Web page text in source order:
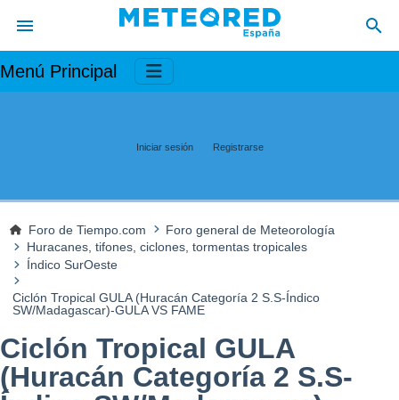
Menú Principal
Iniciar sesión Registrarse
Foro de Tiempo.com
Foro general de Meteorología
Huracanes, tifones, ciclones, tormentas tropicales
Índico SurOeste
Ciclón Tropical GULA (Huracán Categoría 2 S.S-Índico
SW/Madagascar)-GULA VS FAME
Ciclón Tropical GULA
(Huracán Categoría 2 S.S-